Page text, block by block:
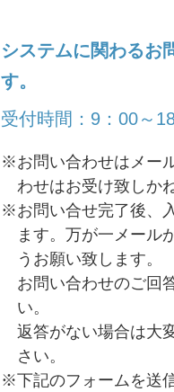
システムに関わるお
す。
受付時間：9：00～
※お問い合わせはメー
わせはお受け致しか
※お問い合せ完了後、
ます。万が一メール
うお願い致します。
お問い合わせのご回
い。
返答がない場合は大
さい。
※下記のフォームを送